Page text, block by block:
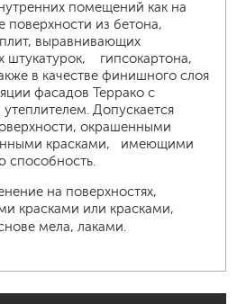
помещений как на
поверхности из бетона,
выравнивающих
штукатурок, гипсокартона,
в качестве финишного слоя
фасадов Террако с
Допускается
окрашенными
красками, имеющими
способность.
на поверхностях,
красками или красками,
мела, лаками.